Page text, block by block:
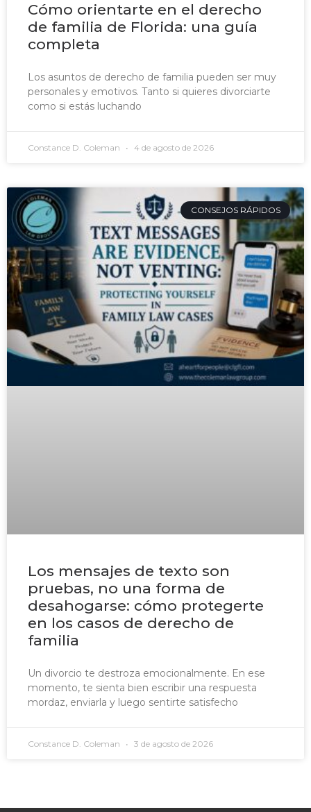
Cómo orientarte en el derecho
de familia de Florida: una guía
completa
Los asuntos de derecho de familia pueden ser muy
personales y emotivos. Tanto si quieres divorciarte
como si estás luchando
Constance D. Coleman 4 de agosto de 2026
CONSEJOS RÁPIDOS
Los mensajes de texto son
pruebas, no una forma de
desahogarse: cómo protegerte
en los casos de derecho de
familia
Un divorcio te destroza emocionalmente. En ese
momento, te sienta bien escribir una respuesta
mordaz, enviarla y luego sentirte satisfecho
Constance D. Coleman 3 de agosto de 2026